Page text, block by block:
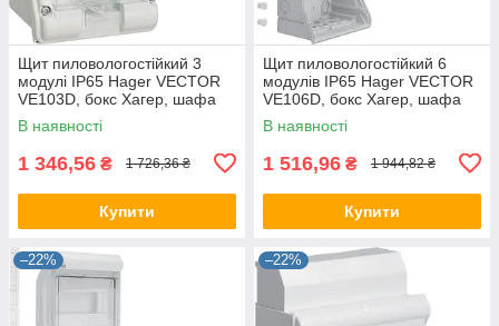
Щит пиловологостійкий 3
модулі IP65 Hager VECTOR
VE103D, бокс Хагер, шафа
розподільна (Smart Rozetka)
В наявності
1 346,56 ₴ 1 726,36 ₴
Купити
Щит пиловологостійкий 6
модулів IP65 Hager VECTOR
VE106D, бокс Хагер, шафа
розподільна (Smart Rozetka)
В наявності
1 516,96 ₴ 1 944,82 ₴
Купити
–22% –22%